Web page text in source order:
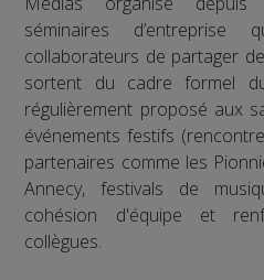
séminaires
collaborateurs de partager
sortent du cadre formel
régulièrement proposé aux
événements festifs
partenaires comme les
Annecy, festivals de
cohésion d'équipe et
collègues.